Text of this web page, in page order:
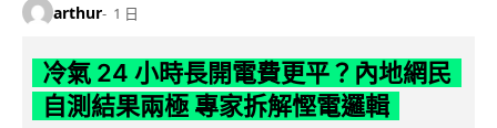
arthur 1 日
冷氣 24 小時長開電費更平？內地網民
自測結果兩極 專家拆解慳電邏輯